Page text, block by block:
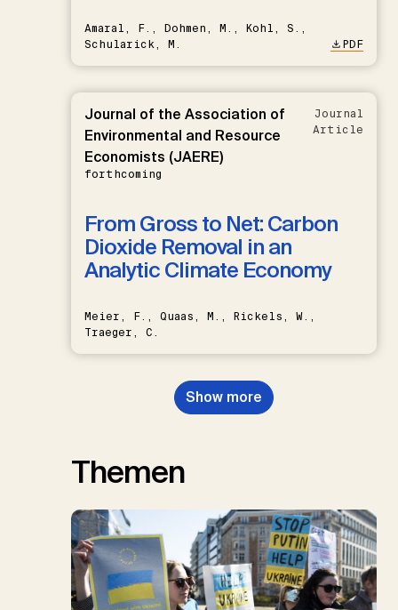
Amaral, F., Dohmen, M., Kohl, S.,
Schularick, M.
PDF
Journal of the Association of
Environmental and Resource
Economists (JAERE)
forthcoming
Journal
Article
From Gross to Net: Carbon
Dioxide Removal in an
Analytic Climate Economy
Meier, F., Quaas, M., Rickels, W.,
Traeger, C.
Show more
Themen